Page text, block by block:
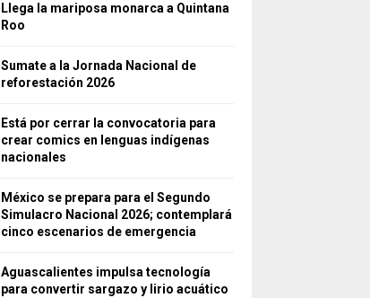
Llega la mariposa monarca a Quintana
Roo
Sumate a la Jornada Nacional de
reforestación 2026
Está por cerrar la convocatoria para
crear comics en lenguas indígenas
nacionales
México se prepara para el Segundo
Simulacro Nacional 2026; contemplará
cinco escenarios de emergencia
Aguascalientes impulsa tecnología
para convertir sargazo y lirio acuático